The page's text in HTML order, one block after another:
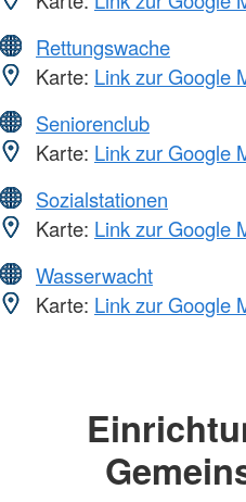
Rettungswache
Karte: Link zur Google
Seniorenclub
Karte: Link zur Google
Sozialstationen
Karte: Link zur Google
Wasserwacht
Karte: Link zur Google